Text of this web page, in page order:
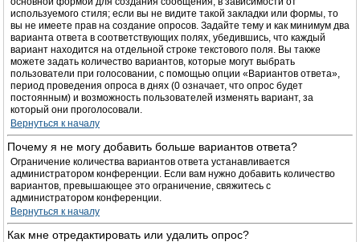
используемого стиля; если вы не видите такой закладки или формы, то
вы не имеете прав на создание опросов. Задайте тему и как минимум два
варианта ответа в соответствующих полях, убедившись, что каждый
вариант находится на отдельной строке текстового поля. Вы также
можете задать количество вариантов, которые могут выбрать
пользователи при голосовании, с помощью опции «Вариантов ответа»,
период проведения опроса в днях (0 означает, что опрос будет
постоянным) и возможность пользователей изменять вариант, за
который они проголосовали.
Вернуться к началу
Почему я не могу добавить больше вариантов ответа?
Ограничение количества вариантов ответа устанавливается
администратором конференции. Если вам нужно добавить количество
вариантов, превышающее это ограничение, свяжитесь с
администратором конференции.
Вернуться к началу
Как мне отредактировать или удалить опрос?